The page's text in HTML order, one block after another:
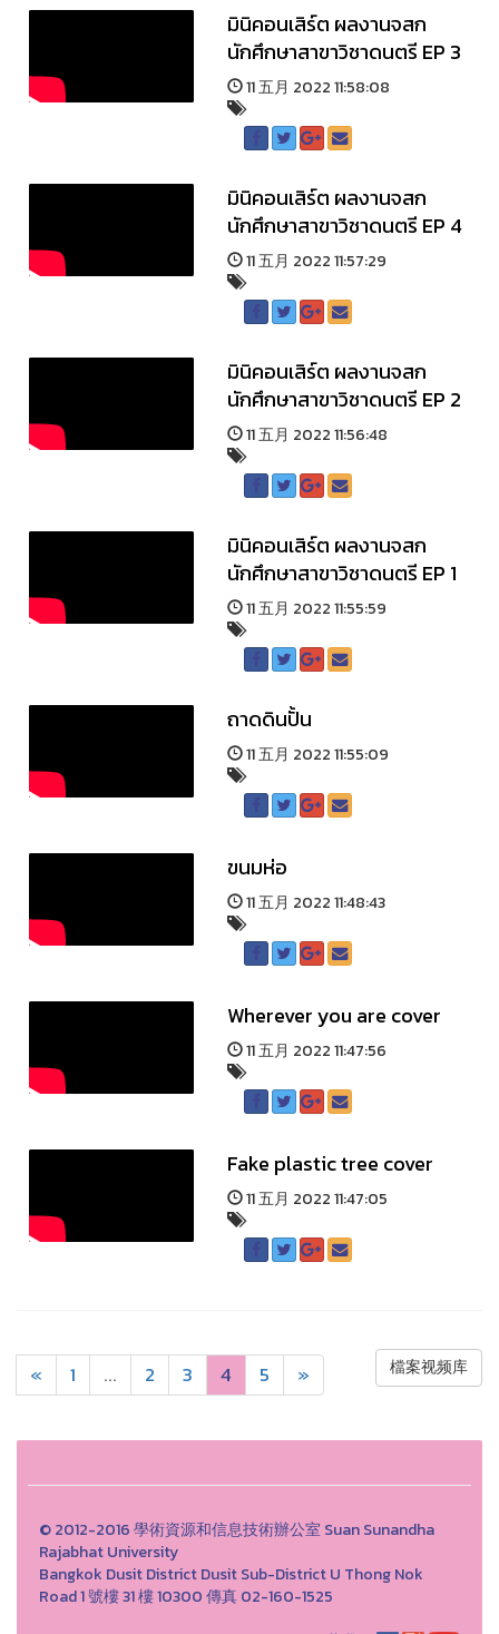
มินิคอนเสิร์ต ผลงานจสก
นักศึกษาสาขาวิชาดนตรี EP 3
11 五月 2022 11:58:08
มินิคอนเสิร์ต ผลงานจสก
นักศึกษาสาขาวิชาดนตรี EP 4
11 五月 2022 11:57:29
มินิคอนเสิร์ต ผลงานจสก
นักศึกษาสาขาวิชาดนตรี EP 2
11 五月 2022 11:56:48
มินิคอนเสิร์ต ผลงานจสก
นักศึกษาสาขาวิชาดนตรี EP 1
11 五月 2022 11:55:59
ถาดดินปั้น
11 五月 2022 11:55:09
ขนมห่อ
11 五月 2022 11:48:43
Wherever you are cover
11 五月 2022 11:47:56
Fake plastic tree cover
11 五月 2022 11:47:05
« 1 ... 2 3 4 5 » 檔案视频库
© 2012-2016 學術資源和信息技術辦公室 Suan Sunandha
Rajabhat University
Bangkok Dusit District Dusit Sub-District U Thong Nok
Road 1 號樓 31 樓 10300 傳真 02-160-1525